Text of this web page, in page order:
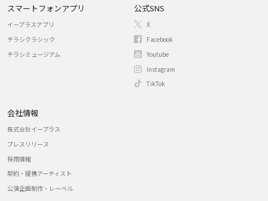
スマートフォンアプリ
イープラスアプリ
チラシクラシック
チラシミュージアム
公式SNS
X
Facebook
Youtube
Instagram
TikTok
会社情報
株式会社イープラス
プレスリリース
採用情報
契約・提携アーティスト
公演企画制作・レーベル